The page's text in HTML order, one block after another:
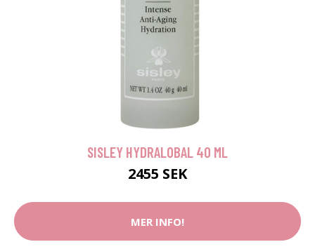
SISLEY HYDRALOBAL 40 ML
2455 SEK
MER INFO!